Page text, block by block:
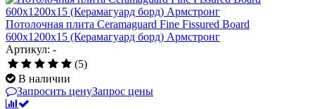
Потолочная плита Ceramaguard Fine Fissured Board
600x1200x15 (Керамагуард борд) Армстронг
Артикул: -
(5)
В наличии
Запросить ценуЗапрос цены